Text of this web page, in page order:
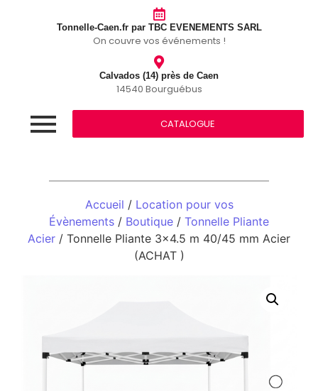
Tonnelle-Caen.fr par TBC EVENEMENTS SARL
On couvre vos événements !
Calvados (14) près de Caen
14540 Bourguébus
CATALOGUE
Accueil / Location pour vos
Évènements / Boutique / Tonnelle Pliante
Acier / Tonnelle Pliante 3×4.5 m 40/45 mm Acier
(ACHAT )